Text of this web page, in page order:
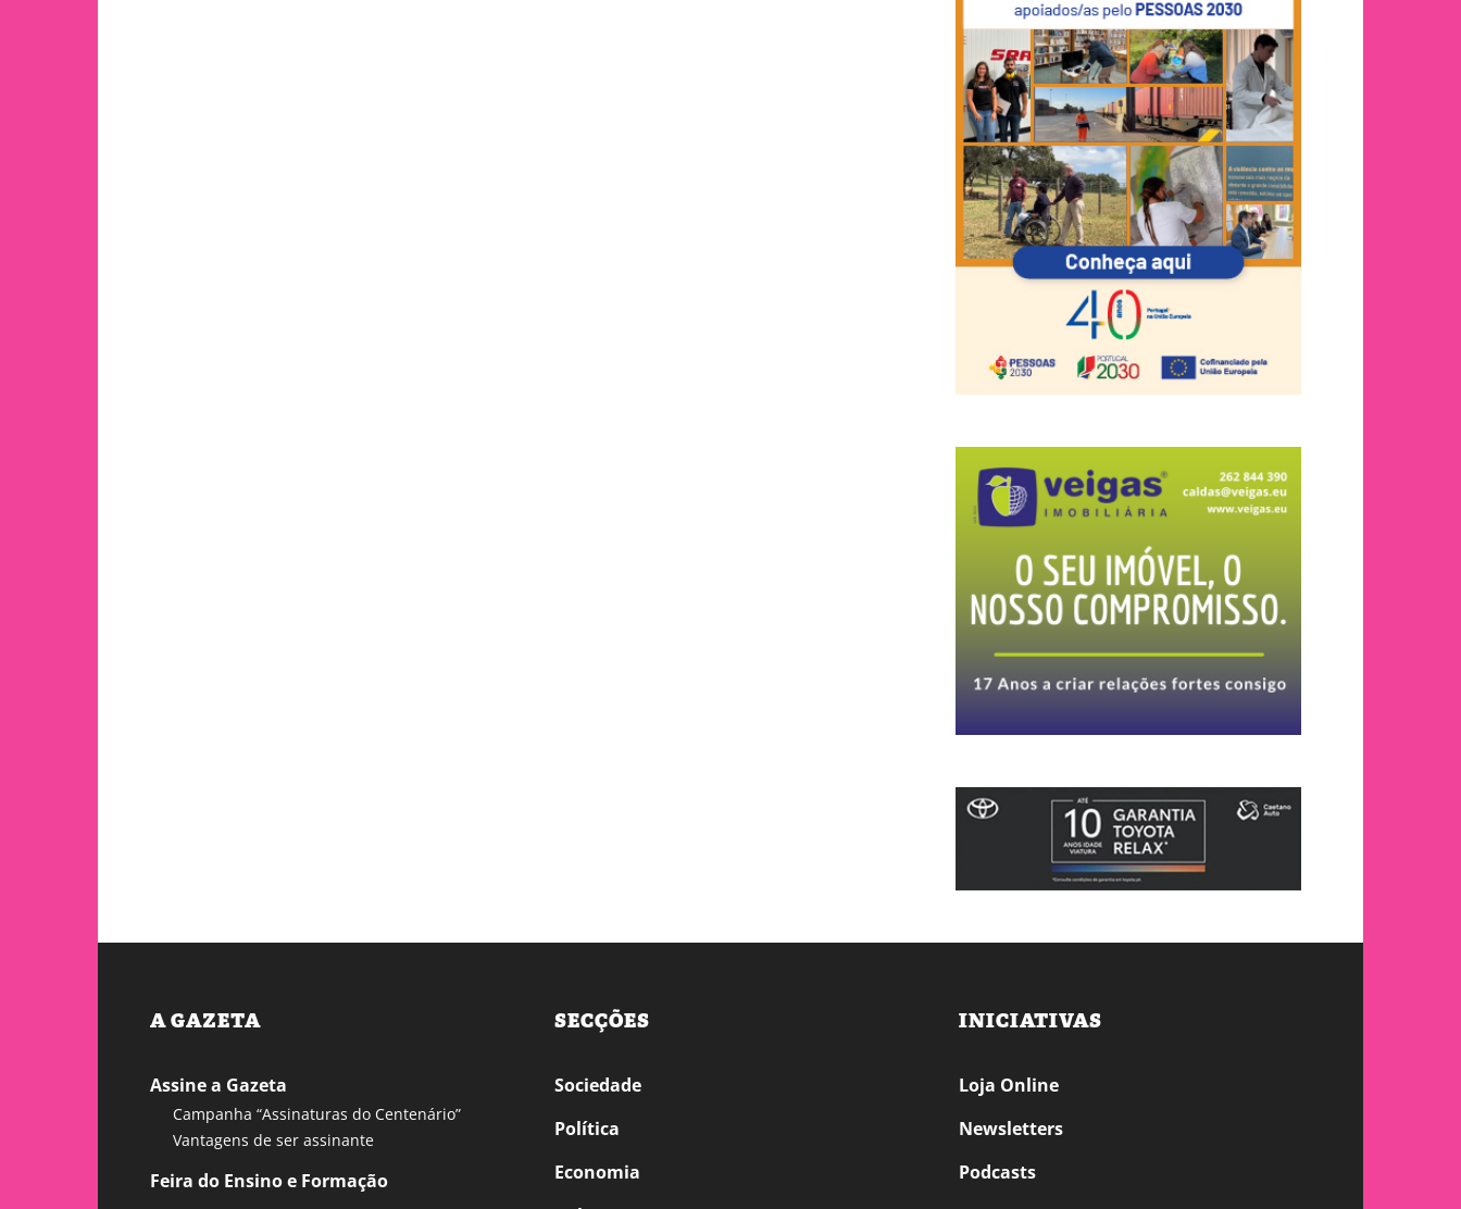
A GAZETA
Assine a Gazeta
Campanha “Assinaturas do Centenário”
Vantagens de ser assinante
Feira do Ensino e Formação
SECÇÕES
Sociedade
Política
Economia
INICIATIVAS
Loja Online
Newsletters
Podcasts